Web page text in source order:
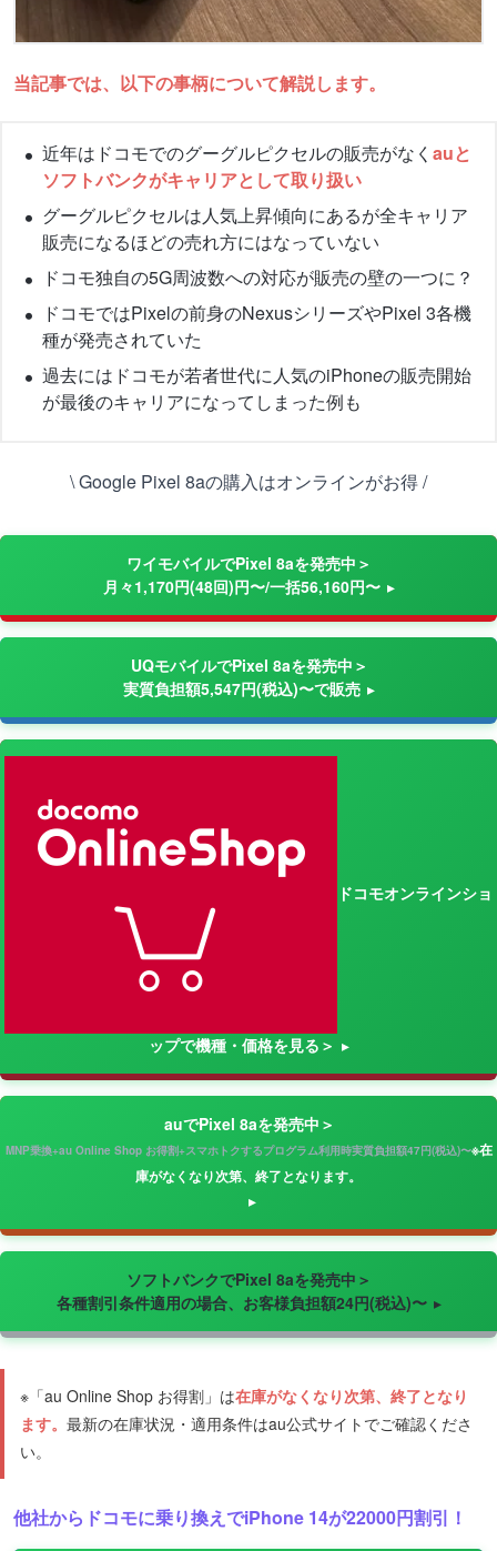
当記事では、以下の事柄について解説します。
近年はドコモでのグーグルピクセルの販売がなく auと
ソフトバンクがキャリアとして取り扱い
グーグルピクセルは人気上昇傾向にあるが全キャリア
販売になるほどの売れ方にはなっていない
ドコモ独自の5G周波数への対応が販売の壁の一つに？
ドコモではPixelの前身のNexusシリーズやPixel 3各機
種が発売されていた
過去にはドコモが若者世代に人気のiPhoneの販売開始
が最後のキャリアになってしまった例も
\ Google Pixel 8aの購入はオンラインがお得 /
ワイモバイルでPixel 8aを発売中＞
月々1,170円(48回)円〜/一括56,160円〜
UQモバイルでPixel 8aを発売中＞
実質負担額5,547円(税込)〜で販売
ドコモオンラインショ
ップで機種・価格を見る＞
auでPixel 8aを発売中＞
MNP乗換+au Online Shop お得割+スマホトクするプログラム利用時実質負担額47円(税込)〜※在
庫がなくなり次第、終了となります。
ソフトバンクでPixel 8aを発売中＞
各種割引条件適用の場合、お客様負担額24円(税込)〜
※「au Online Shop お得割」は在庫がなくなり次第、終了となり
ます。 最新の在庫状況・適用条件はau公式サイトでご確認くださ
い。
他社からドコモに乗り換えでiPhone 14が22000円割引！